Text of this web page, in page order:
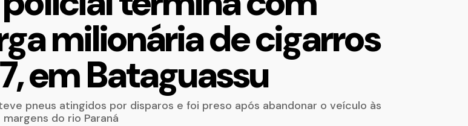
milionária de cigarros
em Bataguassu
pneus atingidos por disparos e foi preso após abandonar o veículo às
margens do rio Paraná